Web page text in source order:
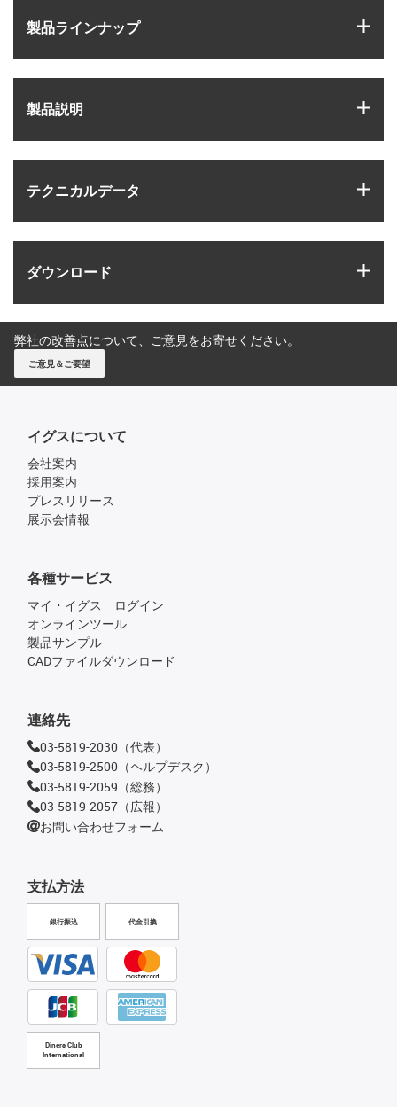
製品ラインナップ
製品説明
テクニカルデータ
ダウンロード
弊社の改善点について、ご意見をお寄せください。
ご意見＆ご要望
イグスについて
会社案内
採用案内
プレスリリース
展示会情報
支払方法
銀行振込 代金引換
Diners Club
International
各種サービス
マイ・イグス ログイン
オンラインツール
製品サンプル
CADファイルダウンロード
連絡先
03-5819-2030（代表）
03-5819-2500（ヘルプデスク）
03-5819-2059（総務）
03-5819-2057（広報）
お問い合わせフォーム